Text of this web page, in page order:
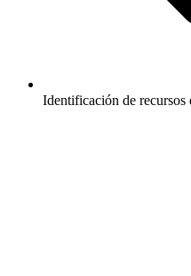
Identificación de recursos